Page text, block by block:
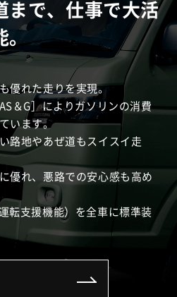
まで、仕事で大活
。
優れた走りを実現。
＆G］によりガソリンの消費
います。
路地やあぜ道もスイスイ走
優れ、悪路での安心感も高め
転支援機能）を全車に標準装